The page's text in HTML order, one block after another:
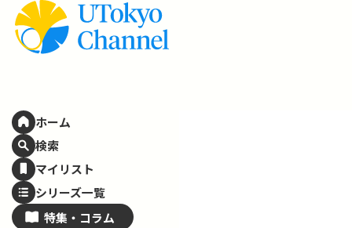
ホーム
検索
マイリスト
シリーズ一覧
特集・ コラム